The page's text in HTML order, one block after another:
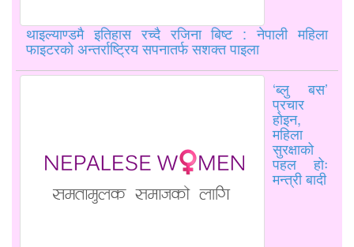
थाइल्याण्डमै इतिहास रच्दै रजिना बिष्ट : नेपाली महिला
फाइटरको अन्तर्राष्ट्रिय सपनातर्फ सशक्त पाइला
‘ब्लु बस’
प्रचार
होइन,
महिला
सुरक्षाको
पहल होः
मन्त्री बादी